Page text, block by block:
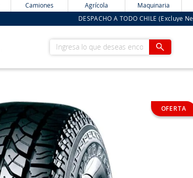
Camiones Agrícola Maquinaria
DESPACHO A TODO CHILE (Excluye
Ingresa lo que deseas encontrar